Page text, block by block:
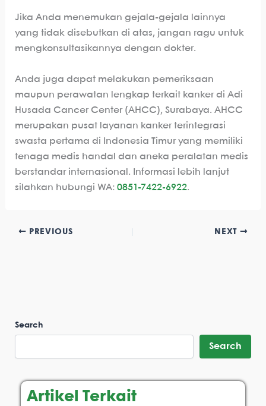
Jika Anda menemukan gejala-gejala lainnya
yang tidak disebutkan di atas, jangan ragu untuk
mengkonsultasikannya dengan dokter.
Anda juga dapat melakukan pemeriksaan
maupun perawatan lengkap terkait kanker di Adi
Husada Cancer Center (AHCC), Surabaya. AHCC
merupakan pusat layanan kanker terintegrasi
swasta pertama di Indonesia Timur yang memiliki
tenaga medis handal dan aneka peralatan medis
berstandar internasional. Informasi lebih lanjut
silahkan hubungi WA: 0851-7422-6922.
PREVIOUS NEXT
Search
Search
Artikel Terkait